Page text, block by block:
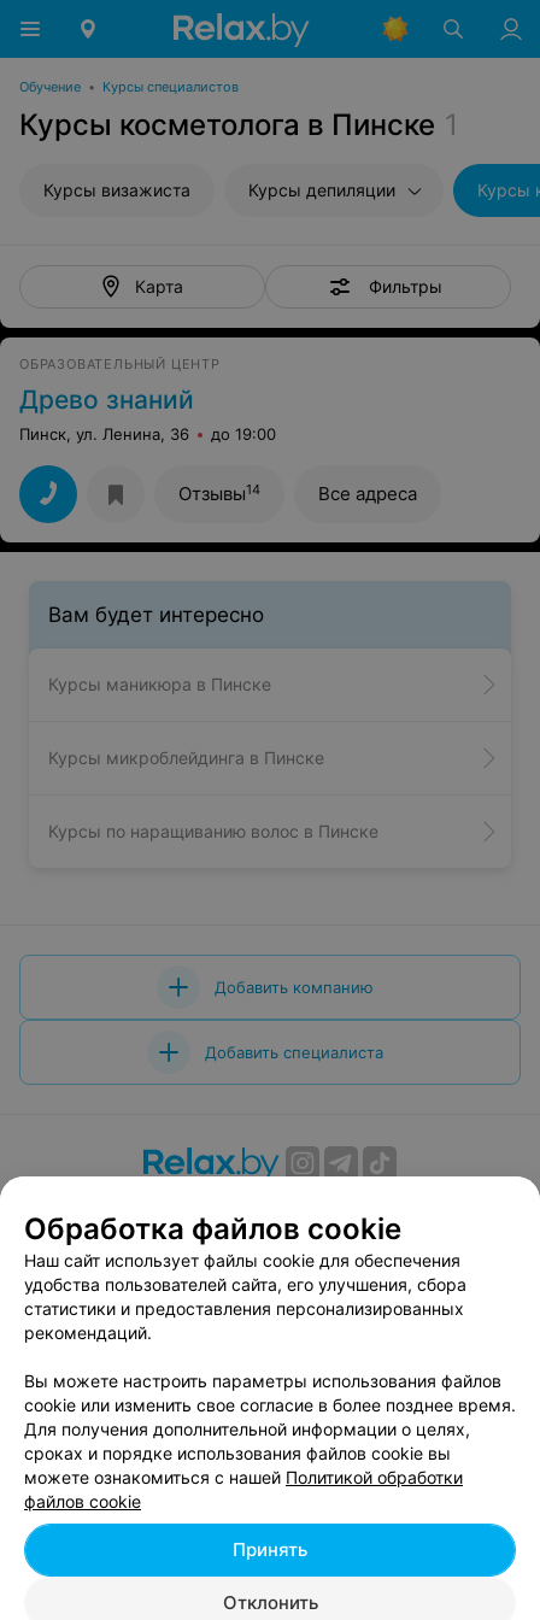
Обучение • Курсы специалистов
Курсы косметолога в Пинске 1
Курсы визажиста Курсы депиляции Курсы
Карта Фильтры
ОБРАЗОВАТЕЛЬНЫЙ ЦЕНТР
Древо знаний
Пинск, ул. Ленина, 36 до 19:00
Отзывы14 Все адреса
Вам будет интересно
Курсы маникюра в Пинске
Курсы микроблейдинга в Пинске
Курсы по наращиванию волос в Пинске
Добавить компанию
Добавить специалиста
Вакансии
Публичный договор
Способы оплаты
Публичный договор по использованию сервиса
«Афиша»
Пользовательское соглашение
Связаться по вопросам сотрудничества
Написать руководителю relax.by
Персональные настройки cookie
Обработка персональных данных
| 220012, Республика Беларусь, г. Минск,
Обработка файлов cookie
Наш сайт использует файлы cookie для обеспечения
удобства пользователей сайта, его улучшения, сбора
статистики и предоставления персонализированных
рекомендаций.
Вы можете настроить параметры использования файлов
cookie или изменить свое согласие в более позднее время.
Для получения дополнительной информации о целях,
сроках и порядке использования файлов cookie вы
можете ознакомиться с нашей Политикой обработки
файлов cookie
Отклонить
Принять